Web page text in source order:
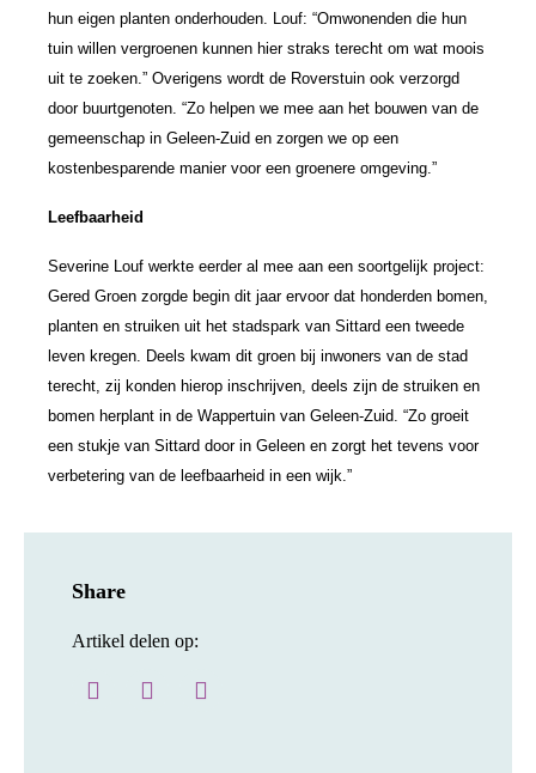
hun eigen planten onderhouden. Louf: “Omwonenden die hun
tuin willen vergroenen kunnen hier straks terecht om wat moois
uit te zoeken.” Overigens wordt de Roverstuin ook verzorgd
door buurtgenoten. “Zo helpen we mee aan het bouwen van de
gemeenschap in Geleen-Zuid en zorgen we op een
kostenbesparende manier voor een groenere omgeving.”
Leefbaarheid
Severine Louf werkte eerder al mee aan een soortgelijk project:
Gered Groen zorgde begin dit jaar ervoor dat honderden bomen,
planten en struiken uit het stadspark van Sittard een tweede
leven kregen. Deels kwam dit groen bij inwoners van de stad
terecht, zij konden hierop inschrijven, deels zijn de struiken en
bomen herplant in de Wappertuin van Geleen-Zuid. “Zo groeit
een stukje van Sittard door in Geleen en zorgt het tevens voor
verbetering van de leefbaarheid in een wijk.”
Share
Artikel delen op: